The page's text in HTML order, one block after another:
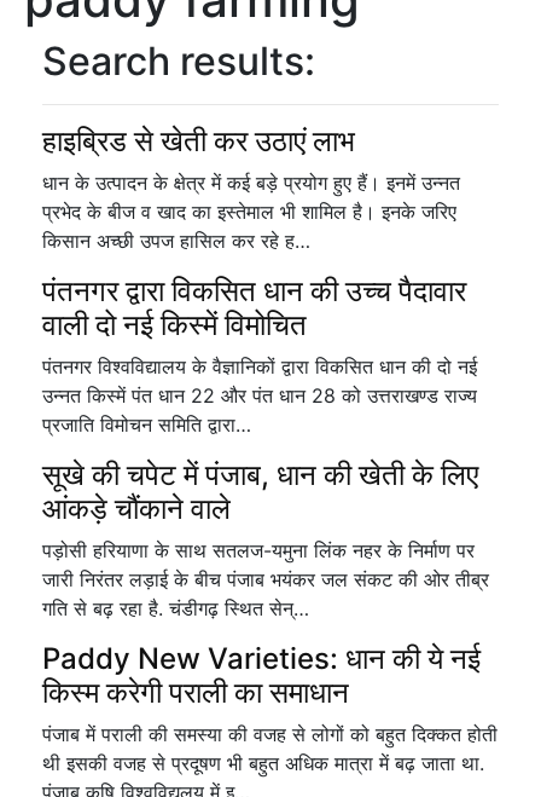
Search results:
हाइब्रिड से खेती कर उठाएं लाभ
धान के उत्पादन के क्षेत्र में कई बड़े प्रयोग हुए हैं। इनमें उन्नत
प्रभेद के बीज व खाद का इस्तेमाल भी शामिल है। इनके जरिए
किसान अच्छी उपज हासिल कर रहे ह…
पंतनगर द्वारा विकसित धान की उच्च पैदावार
वाली दो नई किस्में विमोचित
पंतनगर विश्वविद्यालय के वैज्ञानिकों द्वारा विकसित धान की दो नई
उन्नत किस्में पंत धान 22 और पंत धान 28 को उत्तराखण्ड राज्य
प्रजाति विमोचन समिति द्वारा…
सूखे की चपेट में पंजाब, धान की खेती के लिए
आंकड़े चौंकाने वाले
पड़ोसी हरियाणा के साथ सतलज-यमुना लिंक नहर के निर्माण पर
जारी निरंतर लड़ाई के बीच पंजाब भयंकर जल संकट की ओर तीब्र
गति से बढ़ रहा है. चंडीगढ़ स्थित सेन्…
Paddy New Varieties: धान की ये नई
किस्म करेगी पराली का समाधान
पंजाब में पराली की समस्या की वजह से लोगों को बहुत दिक्कत होती
थी इसकी वजह से प्रदूषण भी बहुत अधिक मात्रा में बढ़ जाता था.
पंजाब कृषि विश्वविद्यलय में इ…